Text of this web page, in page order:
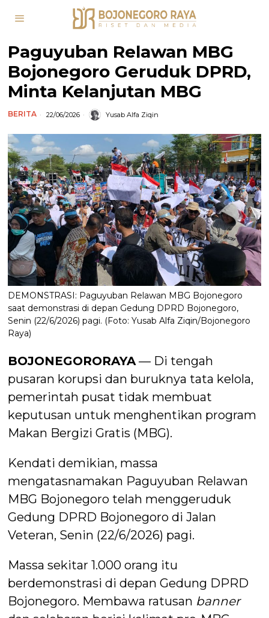
Paguyuban Relawan MBG
Bojonegoro Geruduk DPRD,
Minta Kelanjutan MBG
BERITA 22/06/2026 Yusab Alfa Ziqin
DEMONSTRASI: Paguyuban Relawan MBG Bojonegoro
saat demonstrasi di depan Gedung DPRD Bojonegoro,
Senin (22/6/2026) pagi. (Foto: Yusab Alfa Ziqin/Bojonegoro
Raya)
BOJONEGORORAYA — Di tengah
pusaran korupsi dan buruknya tata kelola,
pemerintah pusat tidak membuat
keputusan untuk menghentikan program
Makan Bergizi Gratis (MBG).
Kendati demikian, massa
mengatasnamakan Paguyuban Relawan
MBG Bojonegoro telah menggeruduk
Gedung DPRD Bojonegoro di Jalan
Veteran, Senin (22/6/2026) pagi.
Massa sekitar 1.000 orang itu
berdemonstrasi di depan Gedung DPRD
Bojonegoro. Membawa ratusan banner